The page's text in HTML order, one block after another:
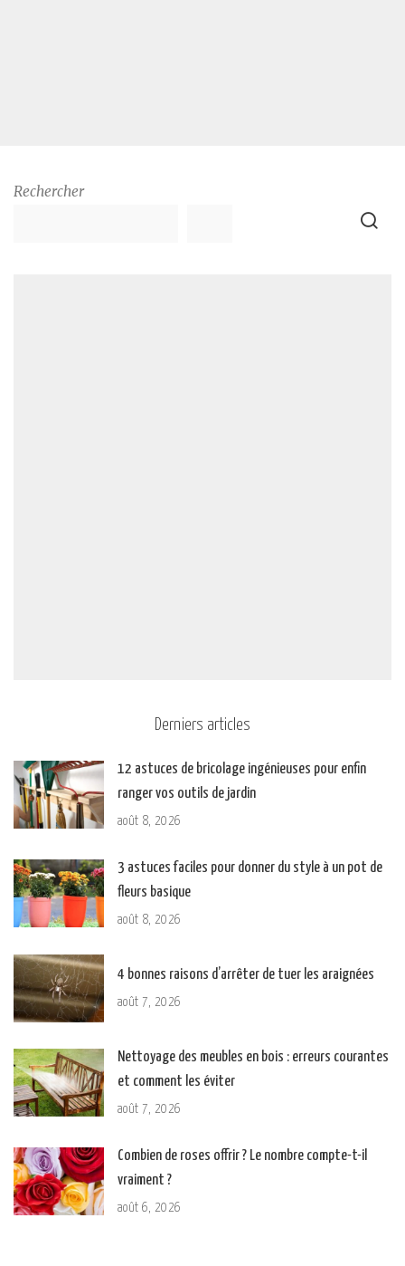
Rechercher
Derniers articles
12 astuces de bricolage ingénieuses pour enfin
ranger vos outils de jardin
août 8, 2026
3 astuces faciles pour donner du style à un pot de
fleurs basique
août 8, 2026
4 bonnes raisons d’arrêter de tuer les araignées
août 7, 2026
Nettoyage des meubles en bois : erreurs courantes
et comment les éviter
août 7, 2026
Combien de roses offrir ? Le nombre compte-t-il
vraiment ?
août 6, 2026